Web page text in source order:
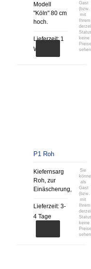
Modell
"Köln" 80 cm
hoch.
Lieferzeit:1
Woche
Gast
(bzw.
mit
Ihrem
keine
P1 Roh
Kiefernsarg
Roh, zur
Einäscherung,
Lieferzeit:3-
4 Tage
Sie
als
Gast
(bzw.
mit
Ihrem
keine